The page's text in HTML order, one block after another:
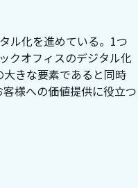
ル化を進めている。1つ
クオフィスのデジタル化
きな要素であると同時
様への価値提供に役立つ